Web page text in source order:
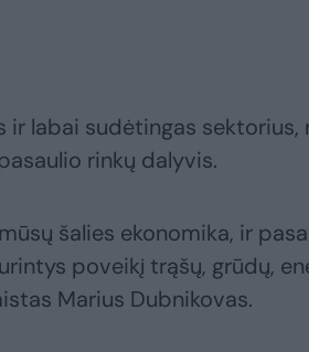
ir labai sudėtingas sektorius,
rinkų dalyvis.
šalies ekonomika, ir
poveikį trąšų, grūdų,
Marius Dubnikovas.